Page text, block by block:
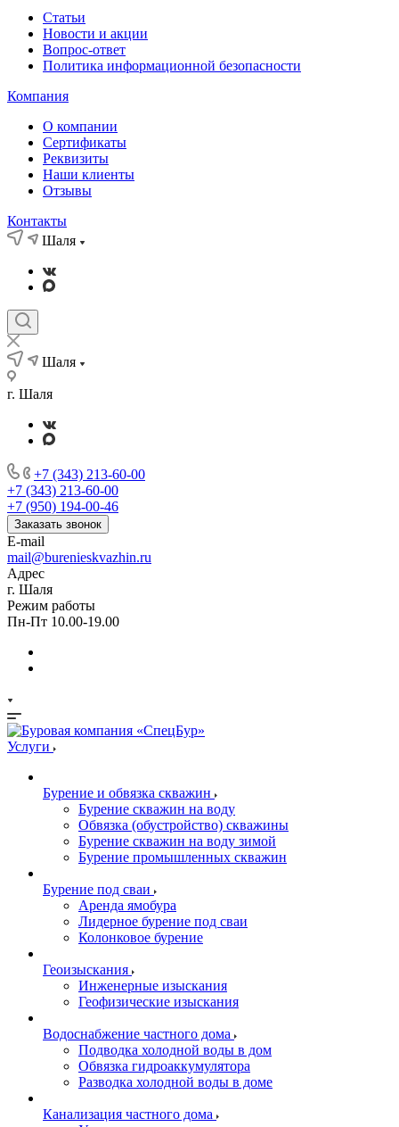
Статьи
Новости и акции
Вопрос-ответ
Политика информационной безопасности
Компания
О компании
Сертификаты
Реквизиты
Наши клиенты
Отзывы
Контакты
Шаля
Шаля
г. Шаля
+7 (343) 213-60-00
+7 (343) 213-60-00
+7 (950) 194-00-46
Заказать звонок
E-mail
mail@burenieskvazhin.ru
Адрес
г. Шаля
Режим работы
Пн-Пт 10.00-19.00
Услуги
Бурение и обвязка скважин
Бурение скважин на воду
Обвязка (обустройство) скважины
Бурение скважин на воду зимой
Бурение промышленных скважин
Бурение под сваи
Аренда ямобура
Лидерное бурение под сваи
Колонковое бурение
Геоизыскания
Инженерные изыскания
Геофизические изыскания
Водоснабжение частного дома
Подводка холодной воды в дом
Обвязка гидроаккумулятора
Разводка холодной воды в доме
Канализация частного дома